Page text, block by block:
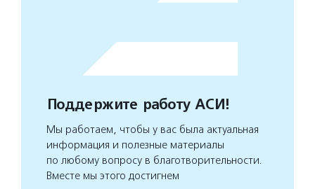
Поддержите работу АСИ!
Мы работаем, чтобы у вас была актуальная
информация и полезные материалы
по любому вопросу в благотворительности.
Вместе мы этого достигнем